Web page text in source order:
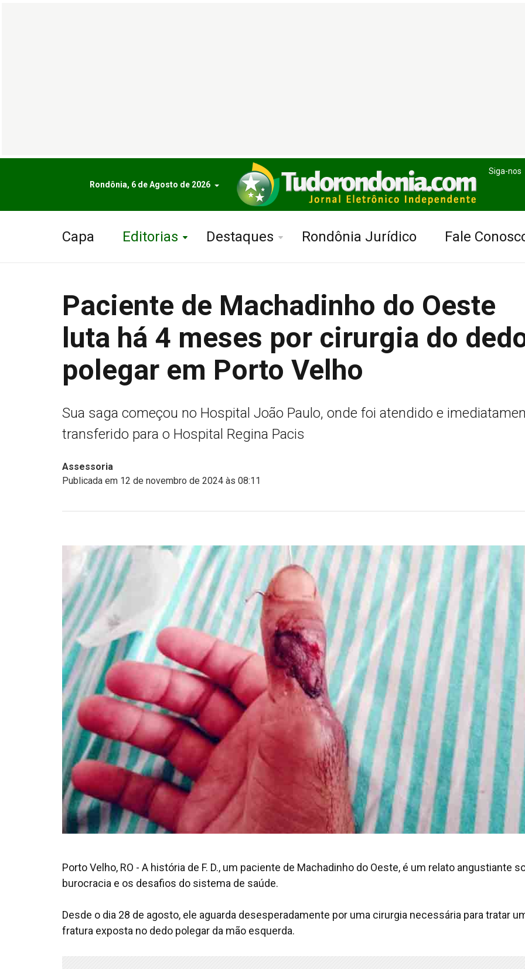
Rondônia, 6 de Agosto de 2026
Siga-nos
Capa Editorias Destaques Rondônia Jurídico Fale
Paciente de Machadinho do Oeste
luta há 4 meses por cirurgia do
polegar em Porto Velho
Sua saga começou no Hospital João Paulo, onde foi atendido e
transferido para o Hospital Regina Pacis
Assessoria
Publicada em 12 de novembro de 2024 às 08:11
Porto Velho, RO - A história de F. D., um paciente de Machadinho do Oeste, é um relato angustiante
burocracia e os desafios do sistema de saúde.
Desde o dia 28 de agosto, ele aguarda desesperadamente por uma cirurgia necessária para tratar
fratura exposta no dedo polegar da mão esquerda.